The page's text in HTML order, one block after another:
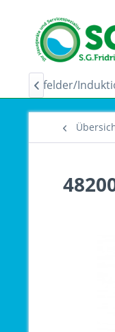
Ceranfelder/
